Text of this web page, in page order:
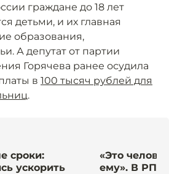
граждане до 18 лет
детьми, и их главная
образования,
А депутат от партии
Горячева ранее осудила
в 100 тысяч рублей для
.
сроки:
ускорить
«Это
ему». В РПЦ